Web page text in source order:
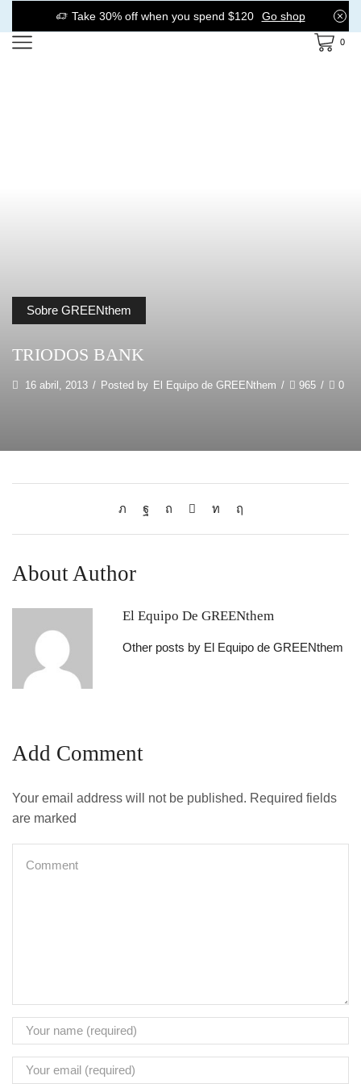
Take 30% off when you spend $120 Go shop
0
Sobre GREENthem
TRIODOS BANK
16 abril, 2013 / Posted by El Equipo de GREENthem / 965 / 0
About Author
El Equipo De GREENthem
Other posts by El Equipo de GREENthem
Add Comment
Your email address will not be published. Required fields
are marked